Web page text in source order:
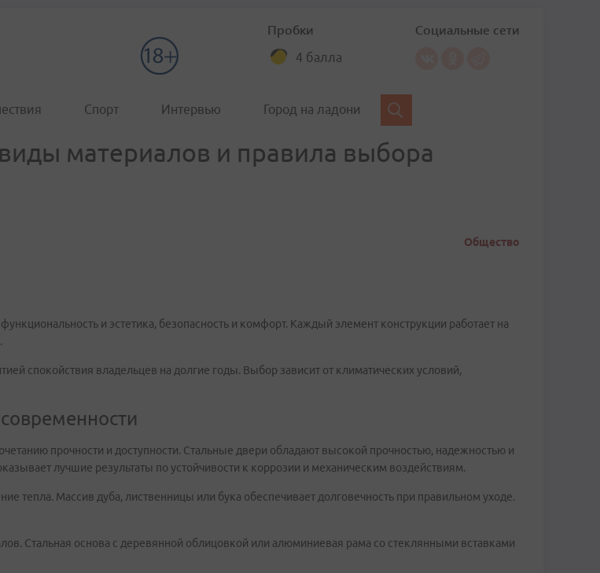
Пробки
4 балла
Социальные сети
Спорт Интервью Город на ладони
материалов и правила выбора
Общество
и эстетика, безопасность и комфорт. Каждый элемент конструкции работает на
спокойствия владельцев на долгие годы. Выбор зависит от климатических условий,
прочности и доступности. Стальные двери обладают высокой прочностью, надежностью и
лучшие результаты по устойчивости к коррозии и механическим воздействиям.
тепла. Массив дуба, лиственницы или бука обеспечивает долговечность при правильном уходе.
Стальная основа с деревянной облицовкой или алюминиевая рама со стеклянными вставками